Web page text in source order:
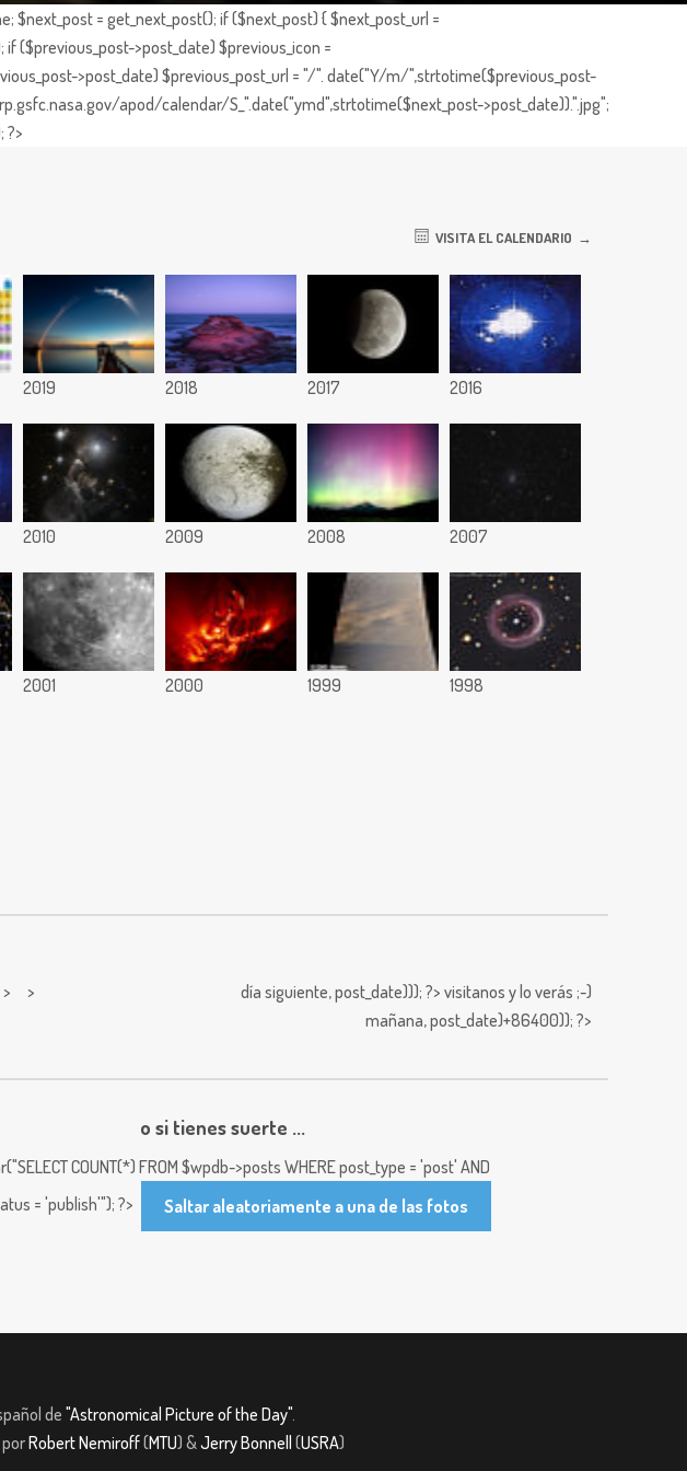
= get_next_post(); if ($next_post) { $next_post_url =
($previous_post->post_date) $previous_icon =
>post_date) $previous_post_url = "/". date("Y/m/",strtotime($previous_post-
apod/calendar/S_".date("ymd",strtotime($next_post->post_date)).".jpg";
?>
VISITA EL CALENDARIO
2019 2018 2017 2016
2010 2009 2008 2007
2001 2000 1999 1998
> > día siguiente,post_date))); ?> visitanos y lo verás ;-)
mañana,post_date)+86400)); ?>
o si tienes suerte ...
COUNT(*) FROM $wpdb->posts WHERE post_type = 'post' AND
= 'publish'"); ?>
Saltar aleatoriamente a una de las fotos
de "Astronomical Picture of the Day".
Robert Nemiroff(MTU) &Jerry Bonnell (USRA)